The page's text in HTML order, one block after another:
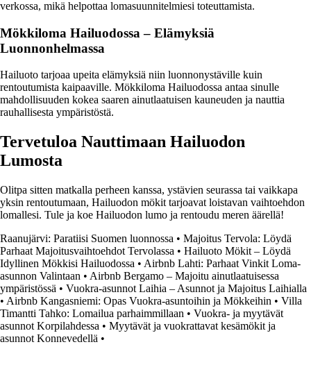
verkossa, mikä helpottaa lomasuunnitelmiesi toteuttamista.
Mökkiloma Hailuodossa – Elämyksiä
Luonnonhelmassa
Hailuoto tarjoaa upeita elämyksiä niin luonnonystäville kuin
rentoutumista kaipaaville. Mökkiloma Hailuodossa antaa sinulle
mahdollisuuden kokea saaren ainutlaatuisen kauneuden ja nauttia
rauhallisesta ympäristöstä.
Tervetuloa Nauttimaan Hailuodon
Lumosta
Olitpa sitten matkalla perheen kanssa, ystävien seurassa tai vaikkapa
yksin rentoutumaan, Hailuodon mökit tarjoavat loistavan vaihtoehdon
lomallesi. Tule ja koe Hailuodon lumo ja rentoudu meren äärellä!
Raanujärvi: Paratiisi Suomen luonnossa • Majoitus Tervola: Löydä
Parhaat Majoitusvaihtoehdot Tervolassa • Hailuoto Mökit – Löydä
Idyllinen Mökkisi Hailuodossa • Airbnb Lahti: Parhaat Vinkit Loma-
asunnon Valintaan • Airbnb Bergamo – Majoitu ainutlaatuisessa
ympäristössä • Vuokra-asunnot Laihia – Asunnot ja Majoitus Laihialla
• Airbnb Kangasniemi: Opas Vuokra-asuntoihin ja Mökkeihin • Villa
Timantti Tahko: Lomailua parhaimmillaan • Vuokra- ja myytävät
asunnot Korpilahdessa • Myytävät ja vuokrattavat kesämökit ja
asunnot Konnevedellä •